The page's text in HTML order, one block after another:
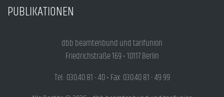
PUBLIKATIONEN
dbb beamtenbund und tarifunion
Friedrichstraße 169 • 10117 Berlin
Tel.: 030.40 81 - 40 • Fax: 030.40 81 - 49 99